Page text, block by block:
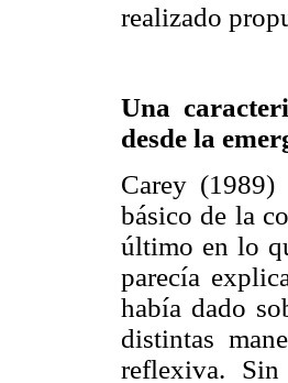
realizado
Una
desde la
Carey
básico de la
último en lo
parecía
había dado
distintas
reflexiva. Sin